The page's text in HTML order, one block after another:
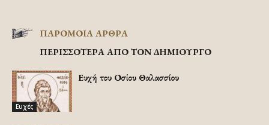
ΠΑΡΟΜΟΙΑ ΑΡΘΡΑ
ΠΕΡΙΣΣΟΤΕΡΑ ΑΠΟ ΤΟΝ ΔΗΜΙΟΥΡΓΟ
Ευχές
Ευχή του Οσίου Θαλασσίου